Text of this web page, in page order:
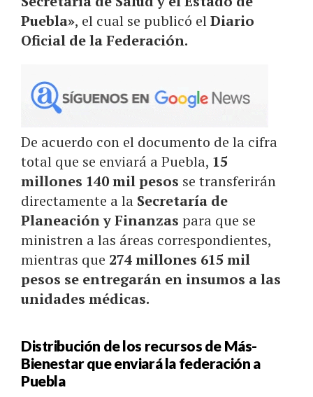
Puebla», el cual se publicó elDiario
Oficial de la Federación.
De acuerdo con el documento de la cifra
total que se enviará a Puebla, 15
millones 140 mil pesos se transferirán
directamente a la Secretaría de
Planeación y Finanzas para que se
ministren a las áreas correspondientes,
mientras que 274 millones 615 mil
pesos se entregarán en insumos a las
unidades médicas.
Distribución de los recursos de Más-
Bienestar que enviará la federación a
Puebla